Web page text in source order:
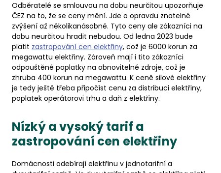
Odběratelé se smlouvou na dobu neurčitou upozorňuje
ČEZ na to, že se ceny mění. Jde o opravdu znatelné
zvýšení až několikanásobné. Tyto ceny ale zákazníci na
dobu neurčitou hradit nebudou. Od ledna 2023 bude
platit zastropování cen elektřiny, což je 6000 korun za
megawattu elektřiny. Zároveň mají i tito zákazníci
odpouštěné poplatky na obnovitelné zdroje, což je
zhruba 400 korun na megawattu. K ceně silové elektřiny
je tedy ještě třeba připočíst cenu za distribuci elektřiny,
poplatek operátorovi trhu a daň z elektřiny.
Nízký a vysoký tarif a
zastropování cen elektřiny
Domácnosti odebírají elektřinu v jednotarifní a